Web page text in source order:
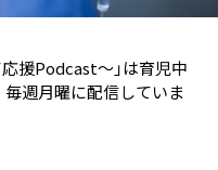
援Podcast～」は育児中
週月曜に配信していま